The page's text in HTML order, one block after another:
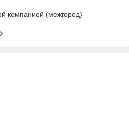
компанией (межгород)